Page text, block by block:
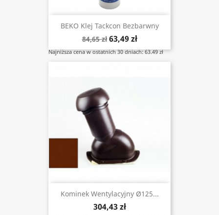
BEKO Klej Tackcon Bezbarwny
84,65 zł 63,49 zł
Najniższa cena w ostatnich 30 dniach: 63.49 zł
Kominek Wentylacyjny Ø125...
304,43 zł